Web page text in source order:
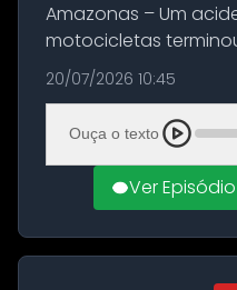
Amazonas – Um
motocicletas
Figueiredo de Souza,
de São Sebastião
Amazonas. A colisão
20/07/2026 10:45
Ouça o texto
Ver Episódio